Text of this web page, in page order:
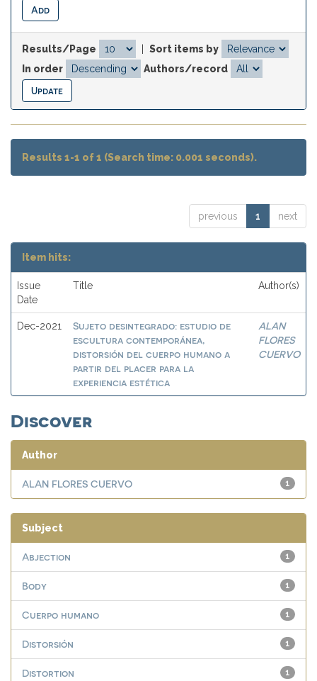
Results/Page
Sort items by
In order
Authors/record
Results 1-1 of 1 (Search time: 0.001 seconds).
previous 1 next
Item hits:
Issue
Date
Title Author(s)
Dec-2021
Sujeto desintegrado: estudio de
escultura contemporánea,
distorsión del cuerpo humano a
partir del placer para la
experiencia estética
ALAN
FLORES
CUERVO
Discover
Author
1
ALAN FLORES CUERVO
Subject
1
Abjection
1
Body
1
Cuerpo humano
1
Distorsión
1
Distortion